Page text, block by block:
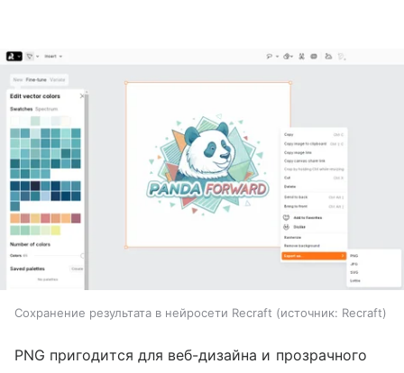
Сохранение результата в нейросети Recraft источник: Recraft
PNG пригодится для веб-дизайна и прозрачного